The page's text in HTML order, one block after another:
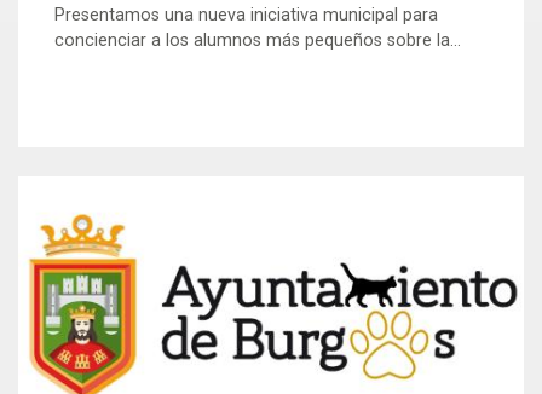
Presentamos una nueva iniciativa municipal para
concienciar a los alumnos más pequeños sobre la...